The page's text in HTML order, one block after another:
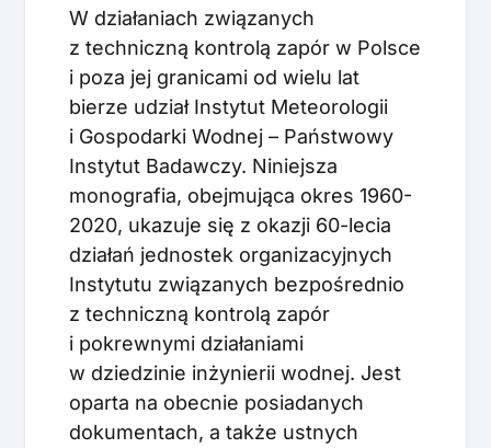
W działaniach związanych
z techniczną kontrolą zapór w Polsce
i poza jej granicami od wielu lat
bierze udział Instytut Meteorologii
i Gospodarki Wodnej – Państwowy
Instytut Badawczy. Niniejsza
monografia, obejmująca okres 1960-
2020, ukazuje się z okazji 60-lecia
działań jednostek organizacyjnych
Instytutu związanych bezpośrednio
z techniczną kontrolą zapór
i pokrewnymi działaniami
w dziedzinie inżynierii wodnej. Jest
oparta na obecnie posiadanych
dokumentach, a także ustnych